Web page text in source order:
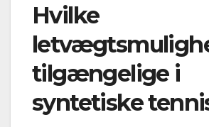
Hvilke
tilgængelige i
syntetiske